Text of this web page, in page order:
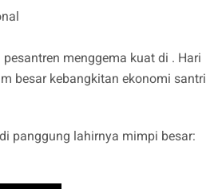
menggema kuat di . Hari
besar kebangkitan ekonomi santri
panggung lahirnya mimpi besar: